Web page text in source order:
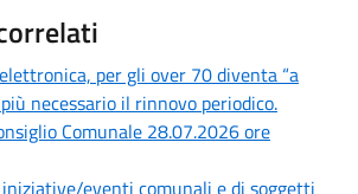
per gli over 70 diventa “a
necessario il rinnovo periodico.
Comunale 28.07.2026 ore
iniziative/eventi comunali e di soggetti